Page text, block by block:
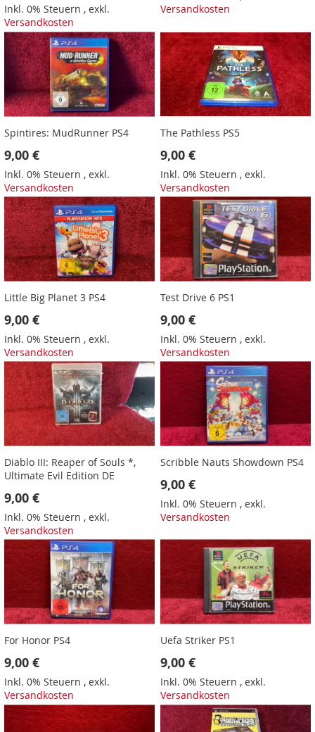
Inkl. 0% Steuern , exkl.
Versandkosten
Versandkosten
Spintires: MudRunner PS4
9,00 €
Inkl. 0% Steuern , exkl.
Versandkosten
The Pathless PS5
9,00 €
Inkl. 0% Steuern ,exkl.
Versandkosten
Little Big Planet 3 PS4
9,00 €
Inkl. 0% Steuern , exkl.
Versandkosten
Test Drive 6 PS1
9,00 €
Inkl. 0% Steuern ,exkl.
Versandkosten
Diablo III: Reaper of Souls *,
Ultimate Evil Edition DE
9,00 €
Inkl. 0% Steuern , exkl.
Versandkosten
Scribble Nauts Showdown PS4
9,00 €
Inkl. 0% Steuern ,exkl.
Versandkosten
For Honor PS4
9,00 €
Inkl. 0% Steuern , exkl.
Versandkosten
Uefa Striker PS1
9,00 €
Inkl. 0% Steuern ,exkl.
Versandkosten